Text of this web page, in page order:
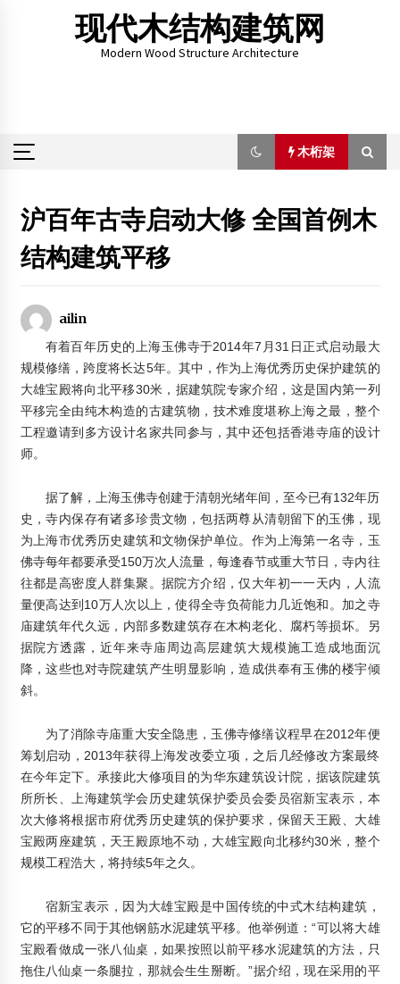
现代木结构建筑网
Modern Wood Structure Architecture
木桁架
木结构建筑必须结合环境
2012年7月24日
李勇：解读徽派民居特色及木结构的维护
2013年4月21日
现代木结构现身华东区绿建基地
上海巍图软件有限公司
2014年1月14日
联众木屋:巴彦淖尔二期项目将于年底竣工
2014年10月21日
供应中纤板_代理商机_茂林木业
2012年4月30日
南京目赏门业有限公司
临沂宏福大帝（田园居）木业有限公司
2013年2月4日
全国木屋木结构诚信联盟企业30强在京颁奖
2012年3月11日
日本专家在南林大举办木结构建筑专题讲座
2014年3月15日
2015年5月9日
沪百年古寺启动大修 全国首例木
结构建筑平移
ailin
有着百年历史的上海玉佛寺于2014年7月31日正式启动最大
规模修缮，跨度将长达5年。其中，作为上海优秀历史保护建筑的
大雄宝殿将向北平移30米，据建筑院专家介绍，这是国内第一列
平移完全由纯木构造的古建筑物，技术难度堪称上海之最，整个
工程邀请到多方设计名家共同参与，其中还包括香港寺庙的设计
师。
据了解，上海玉佛寺创建于清朝光绪年间，至今已有132年历
史，寺内保存有诸多珍贵文物，包括两尊从清朝留下的玉佛，现
为上海市优秀历史建筑和文物保护单位。作为上海第一名寺，玉
佛寺每年都要承受150万次人流量，每逢春节或重大节日，寺内往
往都是高密度人群集聚。据院方介绍，仅大年初一一天内，人流
量便高达到10万人次以上，使得全寺负荷能力几近饱和。加之寺
庙建筑年代久远，内部多数建筑存在木构老化、腐朽等损坏。另
据院方透露，近年来寺庙周边高层建筑大规模施工造成地面沉
降，这些也对寺院建筑产生明显影响，造成供奉有玉佛的楼宇倾
斜。
为了消除寺庙重大安全隐患，玉佛寺修缮议程早在2012年便
筹划启动，2013年获得上海发改委立项，之后几经修改方案最终
在今年定下。承接此大修项目的为华东建筑设计院，据该院建筑
所所长、上海建筑学会历史建筑保护委员会委员宿新宝表示，本
次大修将根据市府优秀历史建筑的保护要求，保留天王殿、大雄
宝殿两座建筑，天王殿原地不动，大雄宝殿向北移约30米，整个
规模工程浩大，将持续5年之久。
宿新宝表示，因为大雄宝殿是中国传统的中式木结构建筑，
它的平移不同于其他钢筋水泥建筑平移。他举例道：“可以将大雄
宝殿看做成一张八仙桌，如果按照以前平移水泥建筑的方法，只
拖住八仙桌一条腿拉，那就会生生掰断。”据介绍，现在采用的平